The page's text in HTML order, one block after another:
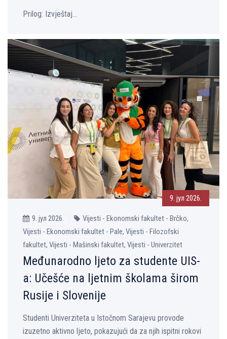
Prilog: Izvještaj...
9. јул 2026.
9. јул 2026.
Vijesti - Ekonomski fakultet - Brčko,
Vijesti - Ekonomski fakultet - Pale, Vijesti - Filozofski
fakultet, Vijesti - Mašinski fakultet, Vijesti - Univerzitet
Međunarodno ljeto za studente UIS-
a: Učešće na ljetnim školama širom
Rusije i Slovenije
Studenti Univerziteta u Istočnom Sarajevu provode
izuzetno aktivno ljeto, pokazujući da za njih ispitni rokovi